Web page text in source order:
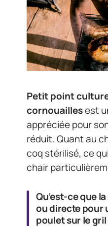
Petit point
cornouaillesest
appréciée pour
réduit. Quant au
coq stérilisé, ce
chair
Qu’est-ce que
ou directe pour
poulet sur le gril